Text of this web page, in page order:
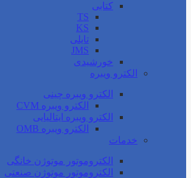
کتابی
TS
KS
تایلی
JMS
خورشیدی
الکترو ویبره
الکترو ویبره چینی
الکترو ویبره CVM
الکترو ویبره ایتالیایی
الکترو ویبره OMB
خدمات
الکتروموتور موتوژن خانگی
الکتروموتور موتوژن صنعتی